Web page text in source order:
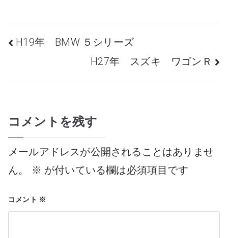
投
稿
ナ
ビ
ゲ
H19年 BMW ５シリーズ
H27年 スズキ ワゴンＲ
コメントを残す
メールアドレスが公開されることはありませ
ん。
※ が付いている欄は必須項目です
コメント ※